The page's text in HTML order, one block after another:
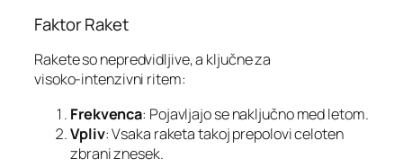
Faktor Raket
Rakete so nepredvidljive, a ključne za
visoko‑intenzivni ritem:
Frekvenca: Pojavljajo se naključno med letom.
Vpliv: Vsaka raketa takoj prepolovi celoten
zbrani znesek.